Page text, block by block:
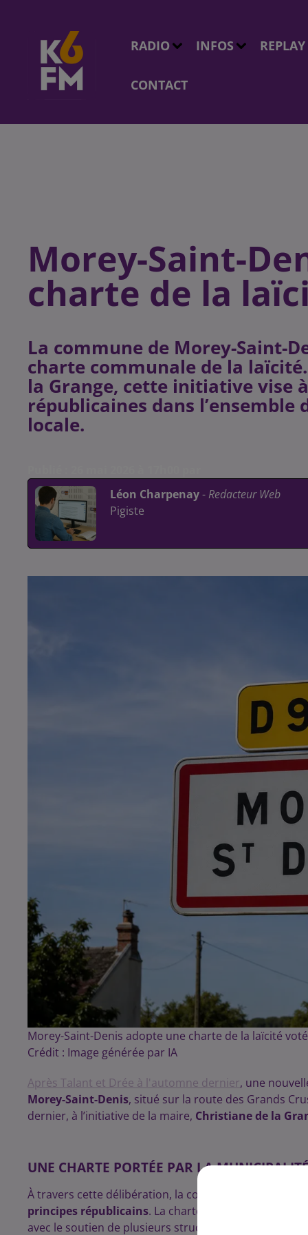
RADIO INFOS REPLAY
CONTACT
Morey-Saint-
charte de la
La commune de Morey-Saint-
charte communale de la
la Grange, cette initiative vise
républicaines dans
locale.
Léon Charpenay-Redacteur Web
Pigiste
Morey-Saint-Denis adopte une charte de la laïcité
Crédit : Image générée par IA
Après Talant et Drée à l'automne dernier, une
Morey-Saint-Denis, situé sur la route des Grands
dernier, à l’initiative de la maire, Christiane de la
UNE CHARTE PORTÉE PAR LA
À travers cette délibération, la commune viticole
principes républicains. La charte adoptée reprend
avec le soutien de plusieurs structures locales